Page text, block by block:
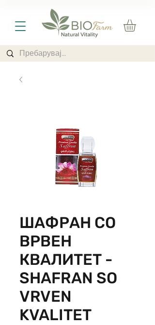
ШАФРАН СО
ВРВЕН
КВАЛИТЕТ -
SHAFRAN SO
VRVEN
KVALITET